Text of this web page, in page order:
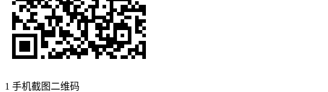
1 手机截图二维码